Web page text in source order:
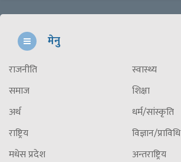
मेनु
राजनीति
समाज
अर्थ
राष्ट्रिय
मधेस प्रदेश
स्वास्थ्य
शिक्षा
धर्म/सांस्कृति
विज्ञान/प्राविधि
अन्तराष्ट्रिय